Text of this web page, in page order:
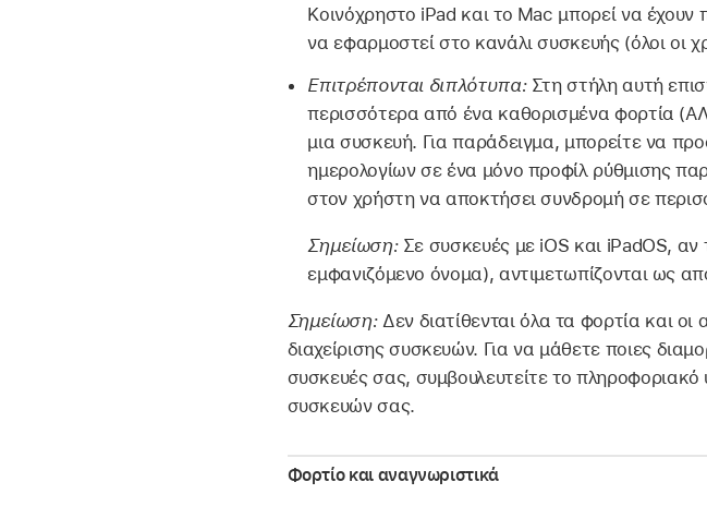
Κοινόχρηστο iPad και το Mac μπορεί να
να εφαρμοστεί στο κανάλι συσκευής (όλοι οι
Επιτρέπονται διπλότυπα:Στη στήλη αυτή
περισσότερα από ένα καθορισμένα φορτία
μια συσκευή. Για παράδειγμα, μπορείτε να
ημερολογίων σε ένα μόνο προφίλ ρύθμισης
στον χρήστη να αποκτήσει συνδρομή σε
Σημείωση: Σε συσκευές με iOS και iPadOS, αν
εμφανιζόμενο όνομα), αντιμετωπίζονται ως
Σημείωση: Δεν διατίθενται όλα τα φορτία και οι
διαχείρισης συσκευών. Για να μάθετε ποιες
συσκευές σας, συμβουλευτείτε το πληροφοριακό
συσκευών σας.
Φορτίο και αναγνωριστικά